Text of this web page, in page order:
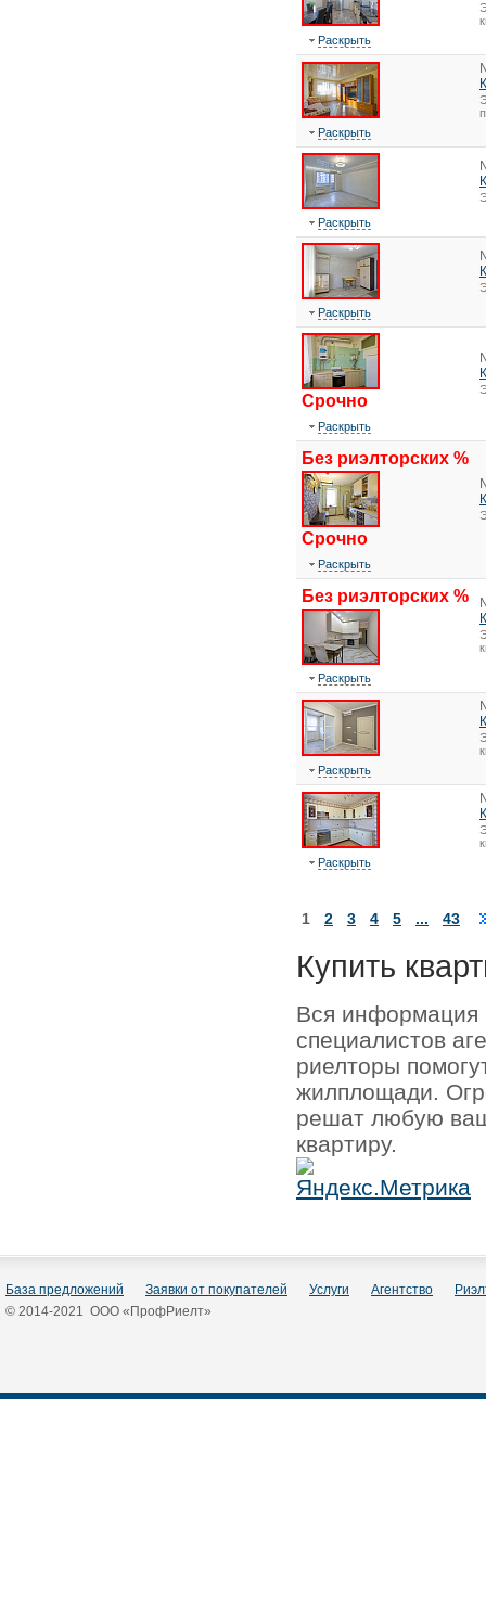
Раскрыть
Раскрыть
Раскрыть
Раскрыть
Срочно
Раскрыть
Без риэлторских %
Срочно
Раскрыть
Без риэлторских %
Раскрыть
Раскрыть
Раскрыть
1 2 3 4 5 ... 43
Купить
Вся информация
специалистов
риелторы
жилплощади.
решат любую
квартиру.
База предложений Заявки от покупателей Услуги Агентство
© 2014-2021 ООО «ПрофРиелт»